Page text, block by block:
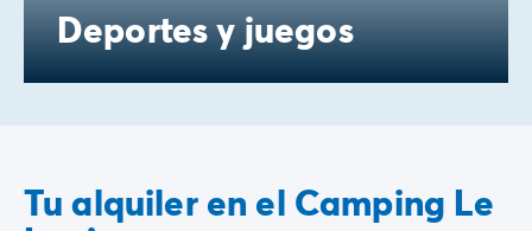
Deportes y juegos
Tu alquiler en el Camping Le